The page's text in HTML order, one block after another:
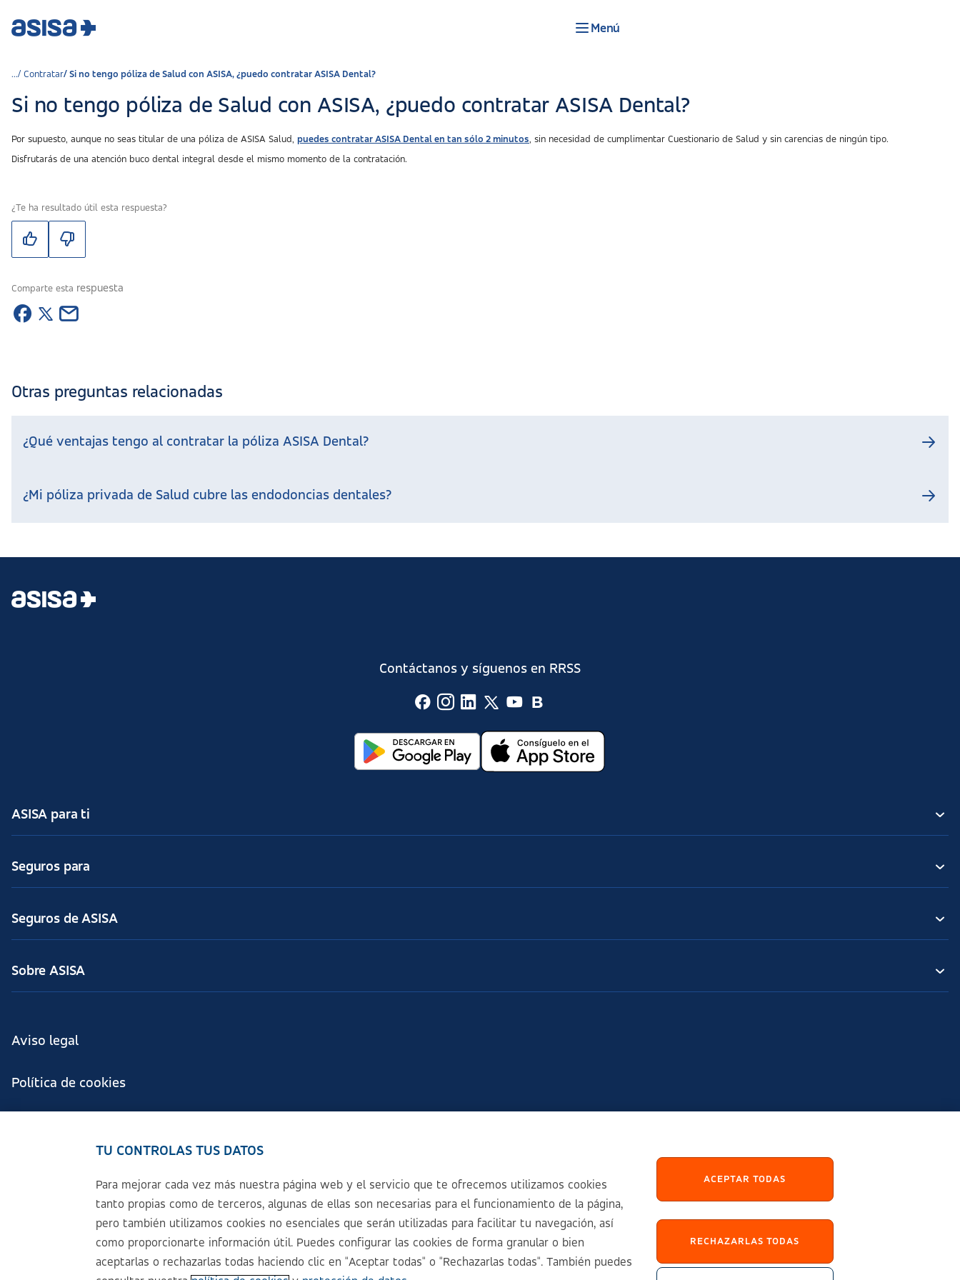
Menú
Contratar Si no tengo póliza de Salud con ASISA, ¿puedo contratar ASISA Dental?
Si no tengo póliza de Salud con ASISA, ¿puedo contratar ASISA Dental?
Por supuesto, aunque no seas titular de una póliza de ASISA Salud, puedes contratar ASISA Dental en tan sólo 2 minutos, sin necesidad de cumplimentar Cuestionario de Salud y sin carencias de ningún tipo.
Disfrutarás de una atención buco dental integral desde el mismo momento de la contratación.
¿Te ha resultado útil esta respuesta?
Comparte esta respuesta
Otras preguntas relacionadas
¿Qué ventajas tengo al contratar la póliza ASISA Dental?
¿Mi póliza privada de Salud cubre las endodoncias dentales?
Contáctanos y síguenos en RRSS
ASISA para ti
Seguros para
Seguros de ASISA
Sobre ASISA
Aviso legal
Política de cookies
Sistema Interno de Información
TU CONTROLAS TUS DATOS
Para mejorar cada vez más nuestra página web y el servicio que te ofrecemos utilizamos cookies
tanto propias como de terceros, algunas de ellas son necesarias para el funcionamiento de la página,
pero también utilizamos cookies no esenciales que serán utilizadas para facilitar tu navegación, así
como proporcionarte información útil. Puedes configurar las cookies de forma granular o bien
aceptarlas o rechazarlas todas haciendo clic en "Aceptar todas" o "Rechazarlas todas". También puedes
RECHAZARLAS TODAS
ACEPTAR TODAS